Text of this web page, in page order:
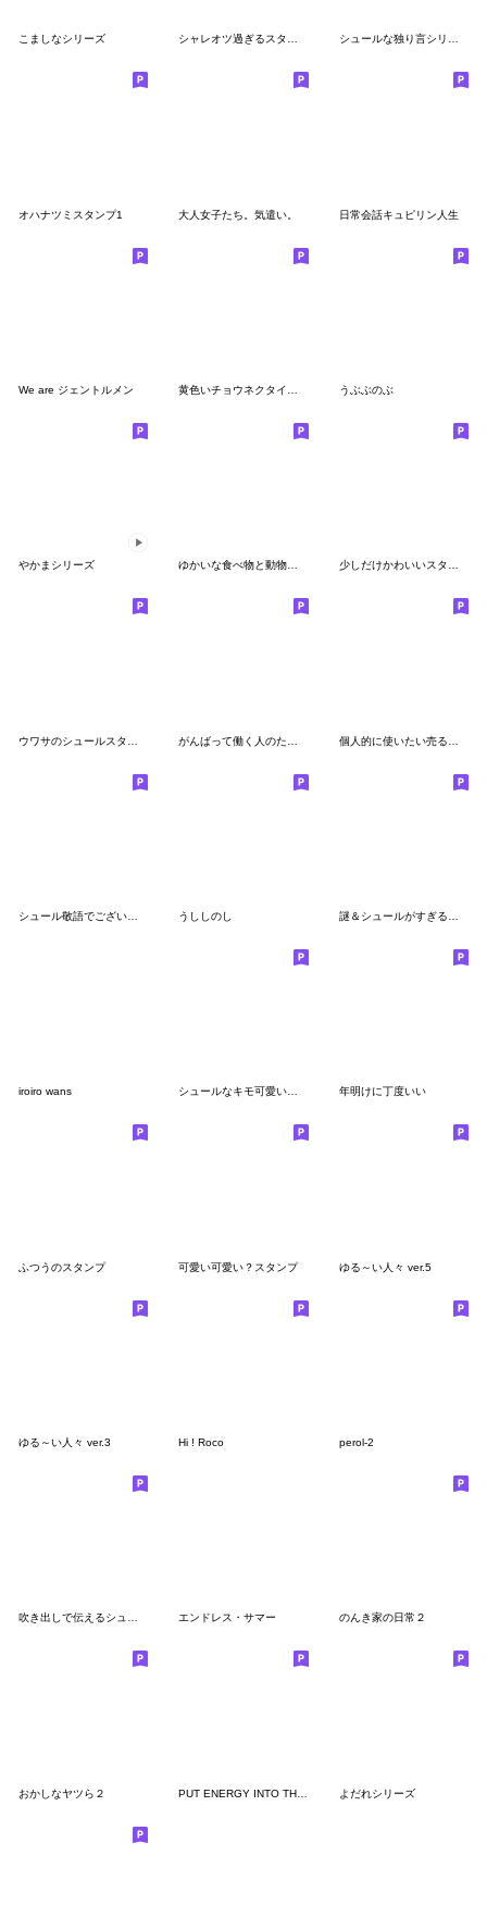
こましなシリーズ シャレオツ過ぎるスタンプ シュールな独り言シリーズ
オハナツミスタンプ1 大人女子たち。気遣い。 日常会話キュピリン人生
We are ジェントルメン うぶぶのぶ
やかまシリーズ ゆかいな食べ物と動物たち 日常編 少しだけかわいいスタンプ
うししのし
iroiro wans シュールなキモ可愛いシリーズ 年明けに丁度いい
ふつうのスタンプ 可愛い可愛い？スタンプ ゆる～い人々 ver.5
ゆる～い人々 ver.3 Hi ! Roco perol-2
吹き出しで伝えるシュール感情 エンドレス・サマー のんき家の日常２
おかしなヤツら２ よだれシリーズ